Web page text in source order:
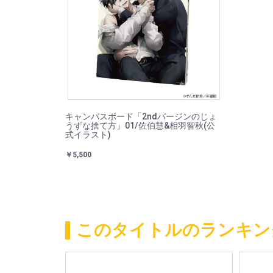
キャンバスボード「2ndバージンのじょ
うずな捨て方」01/佐伯慧&相羽智秋(公
式イラスト)
￥5,500
このタイトルのランキ